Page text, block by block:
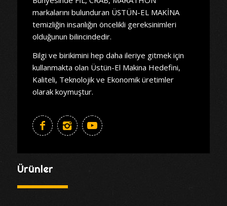
markalarını bulunduran ÜSTÜN-EL MAKİNA
temizliğin insanlığın öncelikli gereksinimleri
olduğunun bilincindedir.
Bilgi ve birikimini hep daha ileriye gitmek için
kullanmakta olan Üstün-El Makina Hedefini,
Kaliteli, Teknolojik ve Ekonomik üretimler
olarak koymuştur.
Ürünler